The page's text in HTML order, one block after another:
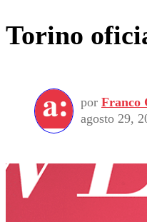
Torino
por Franco
agosto 29,